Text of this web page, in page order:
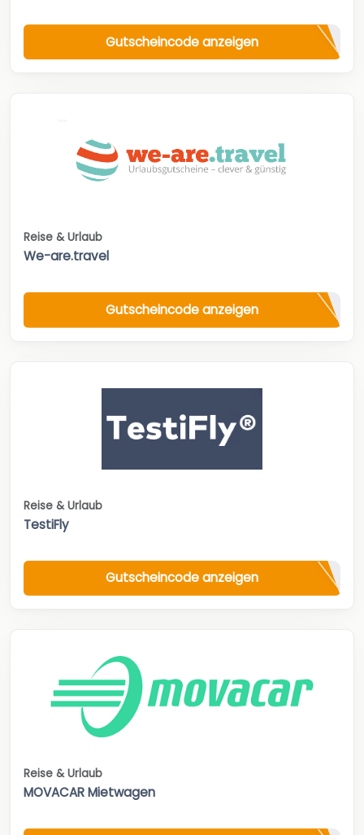
Gutscheincode anzeigen
Reise & Urlaub
We-are.travel
Gutscheincode anzeigen
Reise & Urlaub
TestiFly
Gutscheincode anzeigen
Reise & Urlaub
MOVACAR Mietwagen